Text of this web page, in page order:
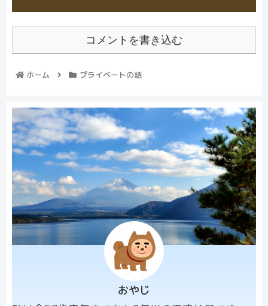
コメントを書き込む
ホーム プライベートの話
プロフィー
おやじ